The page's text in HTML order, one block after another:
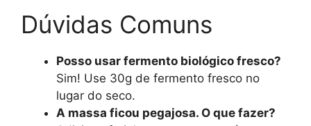
Dúvidas Comuns
Posso usar fermento biológico fresco?
Sim! Use 30g de fermento fresco no
lugar do seco.
A massa ficou pegajosa. O que fazer?